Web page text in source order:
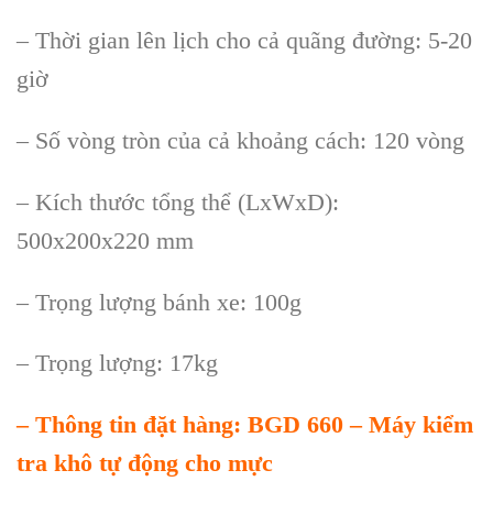
– Thời gian lên lịch cho cả quãng đường: 5-20
giờ
– Số vòng tròn của cả khoảng cách: 120 vòng
– Kích thước tổng thể (LxWxD):
500x200x220 mm
– Trọng lượng bánh xe: 100g
– Trọng lượng: 17kg
– Thông tin đặt hàng: BGD 660 – Máy kiểm
tra khô tự động cho mực